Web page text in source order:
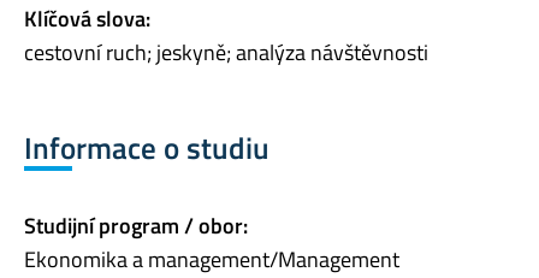
Klíčová slova:
cestovní ruch; jeskyně; analýza návštěvnosti
Informace o studiu
Studijní program / obor:
Ekonomika a management/Management